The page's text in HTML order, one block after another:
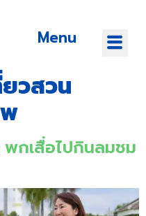
Menu
วสวน
กเสื่อไปกินลมชม